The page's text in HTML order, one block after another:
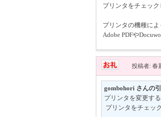
プリンタをチェック
プリンタの機種に
Adobe PDFや
投稿者: 春
gombohori さんの
プリンタを変更す
プリンタをチェッ